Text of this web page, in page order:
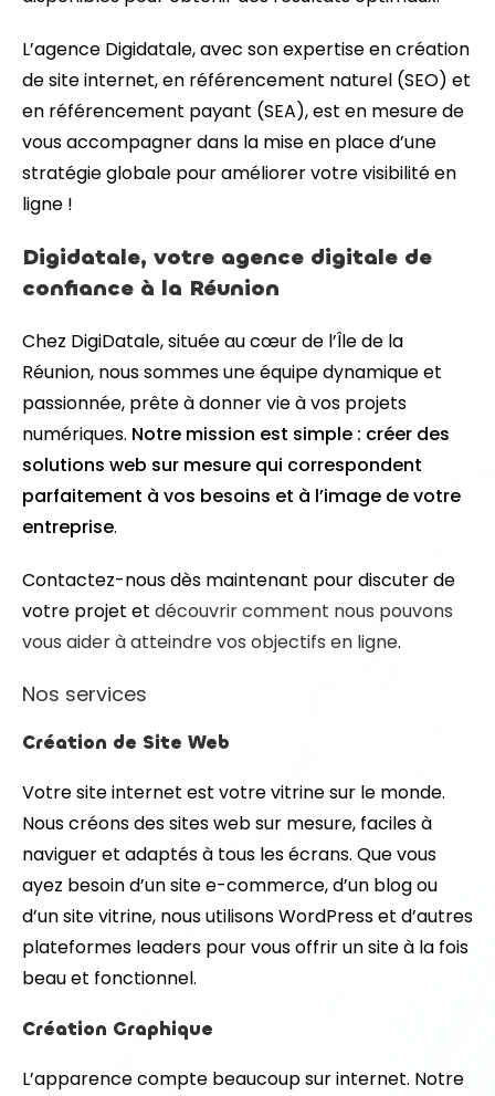
L’agence Digidatale, avec son expertise en création
de site internet, en référencement naturel (SEO) et
en référencement payant (SEA), est en mesure de
vous accompagner dans la mise en place d’une
stratégie globale pour améliorer votre visibilité en
ligne !
Digidatale, votre agence digitale de
confiance à la Réunion
Chez DigiDatale, située au cœur de l’Île de la
Réunion, nous sommes une équipe dynamique et
passionnée, prête à donner vie à vos projets
numériques. Notre mission est simple : créer des
solutions web sur mesure qui correspondent
parfaitement à vos besoins et à l’image de votre
entreprise.
Contactez-nous dès maintenant pour discuter de
votre projet et découvrir comment nous pouvons
vous aider à atteindre vos objectifs en ligne.
Nos services
Création de Site Web
Votre site internet est votre vitrine sur le monde.
Nous créons des sites web sur mesure, faciles à
naviguer et adaptés à tous les écrans. Que vous
ayez besoin d’un site e-commerce, d’un blog ou
d’un site vitrine, nous utilisons WordPress et d’autres
plateformes leaders pour vous offrir un site à la fois
beau et fonctionnel.
Création Graphique
L’apparence compte beaucoup sur internet. Notre